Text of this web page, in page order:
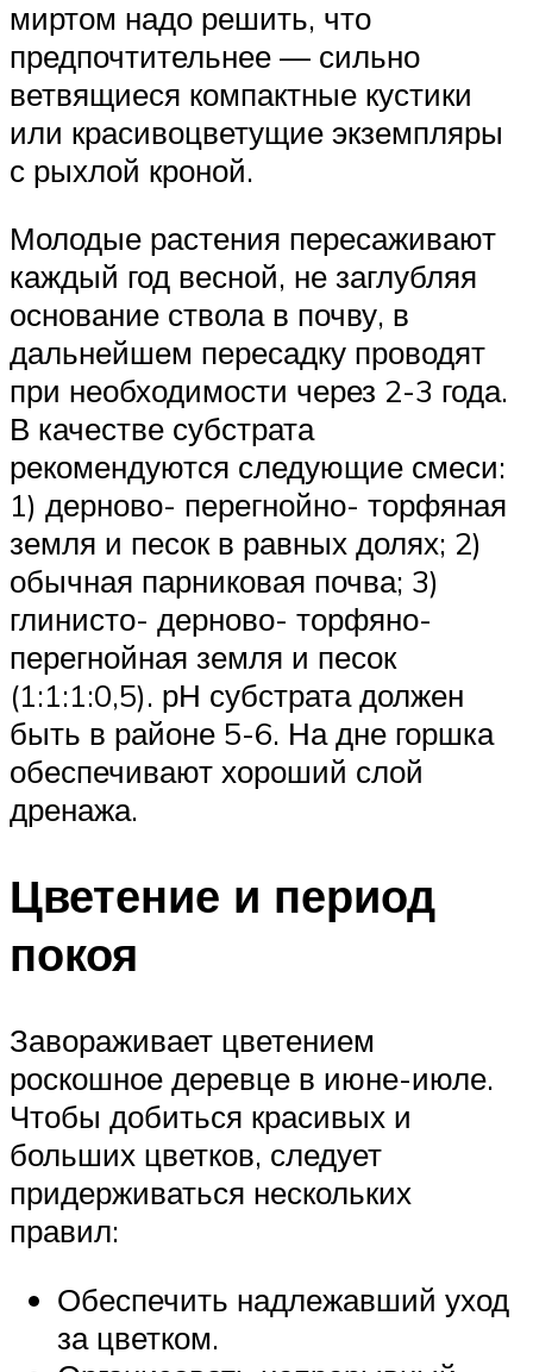
миртом надо решить, что
предпочтительнее — сильно
ветвящиеся компактные кустики
или красивоцветущие экземпляры
с рыхлой кроной.
Молодые растения пересаживают
каждый год весной, не заглубляя
основание ствола в почву, в
дальнейшем пересадку проводят
при необходимости через 2-3 года.
В качестве субстрата
рекомендуются следующие смеси:
1) дерново- перегнойно- торфяная
земля и песок в равных долях; 2)
обычная парниковая почва; 3)
глинисто- дерново- торфяно-
перегнойная земля и песок
(1:1:1:0,5). рН субстрата должен
быть в районе 5-6. На дне горшка
обеспечивают хороший слой
дренажа.
Цветение и период
покоя
Завораживает цветением
роскошное деревце в июне-июле.
Чтобы добиться красивых и
больших цветков, следует
придерживаться нескольких
правил:
Обеспечить надлежавший уход
за цветком.